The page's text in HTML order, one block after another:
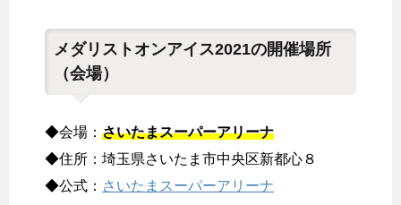
メダリストオンアイス2021の開催場所
（会場）
◆会場： さいたまスーパーアリーナ
◆住所：埼玉県さいたま市中央区新都心８
◆公式： さいたまスーパーアリーナ